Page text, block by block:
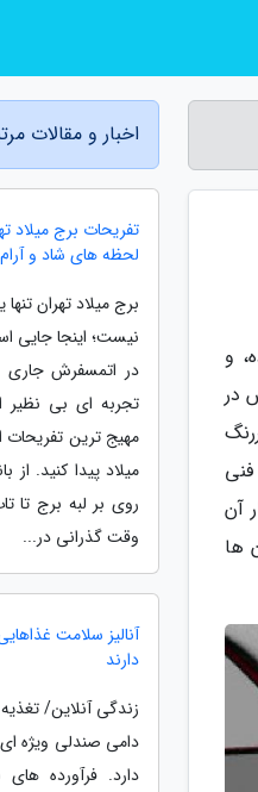
و
در
آن
ها
اخبار و مقالات
تفریحات برج میلاد
لحظه های شاد و آرام
برج میلاد تهران
نیست؛ اینجا جایی
در اتمسفرش
تجربه ای بی نظیر
مهیج ترین تفریحات
میلاد پیدا کنید. از
روی بر لبه برج تا
وقت گذرانی در...
آنالیز سلامت
دارند
زندگی آنلاین/
دامی صندلی ویژه
دارد. فرآورده